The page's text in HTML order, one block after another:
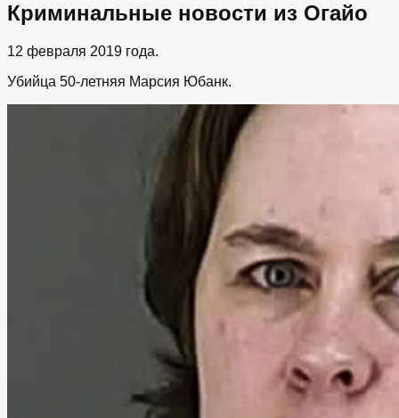
Криминальные новости из Огайо
12 февраля 2019 года.
Убийца 50-летняя Марсия Юбанк.